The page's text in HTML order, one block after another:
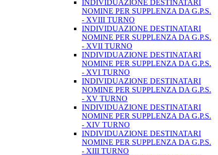
INDIVIDUAZIONE DESTINATARI
NOMINE PER SUPPLENZA DA G.P.S.
- XVIII TURNO
INDIVIDUAZIONE DESTINATARI
NOMINE PER SUPPLENZA DA G.P.S.
- XVII TURNO
INDIVIDUAZIONE DESTINATARI
NOMINE PER SUPPLENZA DA G.P.S.
- XVI TURNO
INDIVIDUAZIONE DESTINATARI
NOMINE PER SUPPLENZA DA G.P.S.
- XV TURNO
INDIVIDUAZIONE DESTINATARI
NOMINE PER SUPPLENZA DA G.P.S.
- XIV TURNO
INDIVIDUAZIONE DESTINATARI
NOMINE PER SUPPLENZA DA G.P.S.
- XIII TURNO